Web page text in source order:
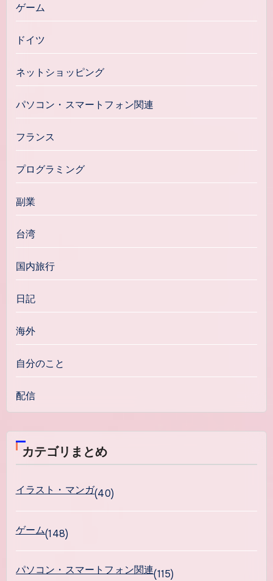
ゲーム
ドイツ
ネットショッピング
パソコン・スマートフォン関連
フランス
プログラミング
副業
台湾
国内旅行
日記
海外
自分のこと
配信
カテゴリまとめ
イラスト・マンガ(40)
ゲーム(148)
パソコン・スマートフォン関連(115)